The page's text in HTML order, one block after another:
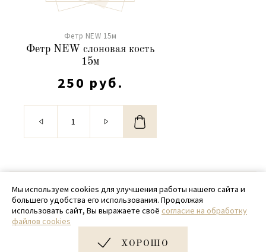
Фетр NEW 15м
Фетр NEW слоновая кость
15м
250 руб.
© 2020 - 2026 SamPack
+ 7 (918) 699-97-87
zakaz@sampack.store
Мы используем cookies для улучшения работы нашего сайта и
большего удобства его использования. Продолжая
использовать сайт, Вы выражаете своё согласие на обработку
файлов cookies
ХОРОШО